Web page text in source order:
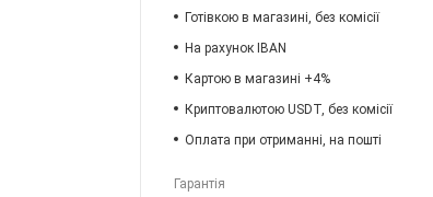
Готівкою в магазині, без комісії
На рахунок IBAN
Картою в магазині +4%
Криптовалютою USDT, без комісії
Оплата при отриманні, на пошті
Гарантія